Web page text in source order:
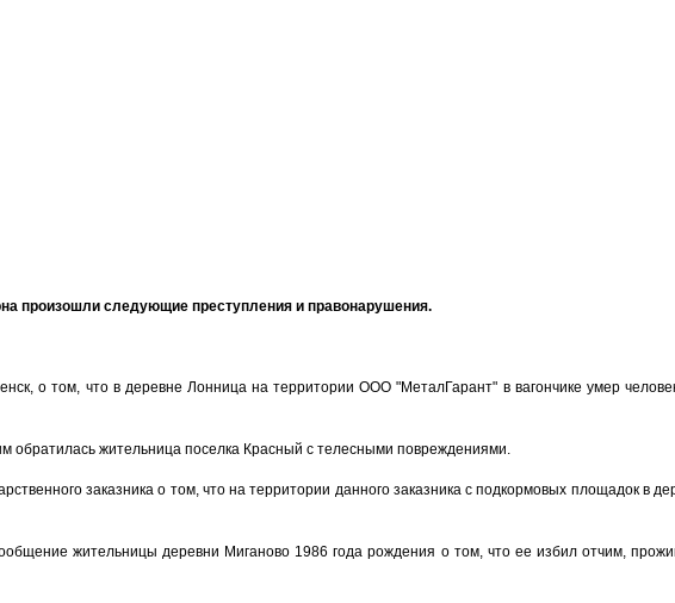
произошли следующие преступления и правонарушения.
о том, что в деревне Лонница на территории ООО "МеталГарант" в вагончике умер
обратилась жительница поселка Красный с телесными повреждениями.
заказника о том, что на территории данного заказника с подкормовых площадок в
жительницы деревни Миганово 1986 года рождения о том, что ее избил отчим,